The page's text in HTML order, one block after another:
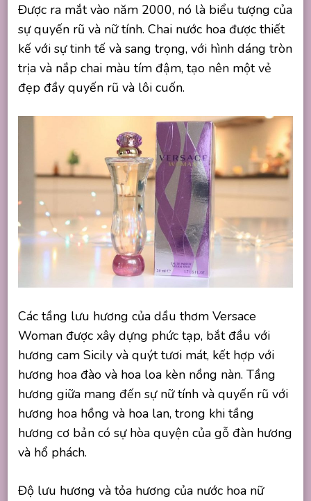
Được ra mắt vào năm 2000, nó là biểu tượng của
sự quyến rũ và nữ tính. Chai nước hoa được thiết
kế với sự tinh tế và sang trọng, với hình dáng tròn
trịa và nắp chai màu tím đậm, tạo nên một vẻ
đẹp đầy quyến rũ và lôi cuốn.
Các tầng lưu hương của dầu thơm Versace
Woman được xây dựng phức tạp, bắt đầu với
hương cam Sicily và quýt tươi mát, kết hợp với
hương hoa đào và hoa loa kèn nồng nàn. Tầng
hương giữa mang đến sự nữ tính và quyến rũ với
hương hoa hồng và hoa lan, trong khi tầng
hương cơ bản có sự hòa quyện của gỗ đàn hương
và hổ phách.
Độ lưu hương và tỏa hương của nước hoa nữ